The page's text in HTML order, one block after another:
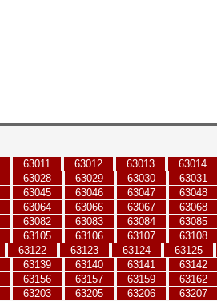
63011 63012 63013 63014
63028 63029 63030 63031
63045 63046 63047 63048
63064 63066 63067 63068
63082 63083 63084 63085
63105 63106 63107 63108
63122 63123 63124 63125
63139 63140 63141 63142
63156 63157 63159 63162
63203 63205 63206 63207